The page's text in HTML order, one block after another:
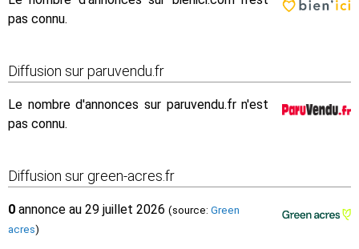
pas connu.
Diffusion sur paruvendu.fr
Le nombre d'annonces sur paruvendu.fr n'est
pas connu.
Diffusion sur green-acres.fr
0 annonce au 29 juillet 2026 (source: Green
acres)